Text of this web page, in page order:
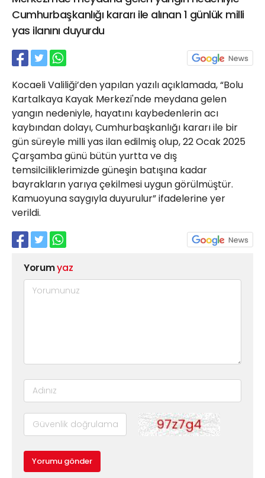
Cumhurbaşkanlığı kararı ile alınan 1 günlük milli
yas ilanını duyurdu
Kocaeli Valiliği’den yapılan yazılı açıklamada, “Bolu
Kartalkaya Kayak Merkezi'nde meydana gelen
yangın nedeniyle, hayatını kaybedenlerin acı
kaybından dolayı, Cumhurbaşkanlığı kararı ile bir
gün süreyle milli yas ilan edilmiş olup, 22 Ocak 2025
Çarşamba günü bütün yurtta ve dış
temsilciliklerimizde güneşin batışına kadar
bayrakların yarıya çekilmesi uygun görülmüştür.
Kamuoyuna saygıyla duyurulur” ifadelerine yer
verildi.
Yorumyaz
Yorumu gönder
21 Gölcük
haber@golcukpostasi.com